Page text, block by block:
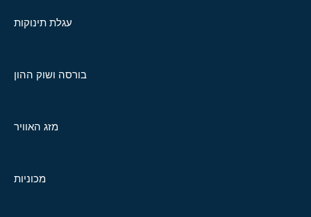
עגלת תינוקות
בורסה ושוק ההון
מזג האוויר
מכוניות